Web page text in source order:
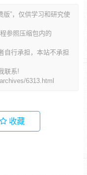
版”，仅供学习和研究使
参照压缩包内的
自行承担，本站不承担
联系!
6313.html
收藏